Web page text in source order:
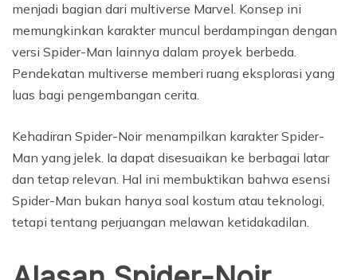
menjadi bagian dari multiverse Marvel. Konsep ini
memungkinkan karakter muncul berdampingan dengan
versi Spider-Man lainnya dalam proyek berbeda.
Pendekatan multiverse memberi ruang eksplorasi yang
luas bagi pengembangan cerita.
Kehadiran Spider-Noir menampilkan karakter Spider-
Man yang jelek. Ia dapat disesuaikan ke berbagai latar
dan tetap relevan. Hal ini membuktikan bahwa esensi
Spider-Man bukan hanya soal kostum atau teknologi,
tetapi tentang perjuangan melawan ketidakadilan.